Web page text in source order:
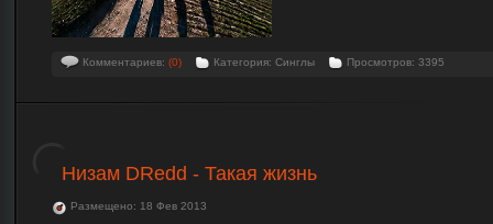
Комментариев: (0) Категория: Синглы Просмотров: 3395
Низам DRedd - Такая жизнь
Размещено: 18 Фев 2013